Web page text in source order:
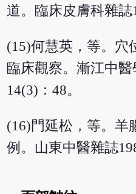
道。臨床皮膚科雜誌
(15)何慧英，等。穴
臨床觀察。漸江中醫
14(3)：48。
(16)門延松，等。羊
例。山東中醫雜誌